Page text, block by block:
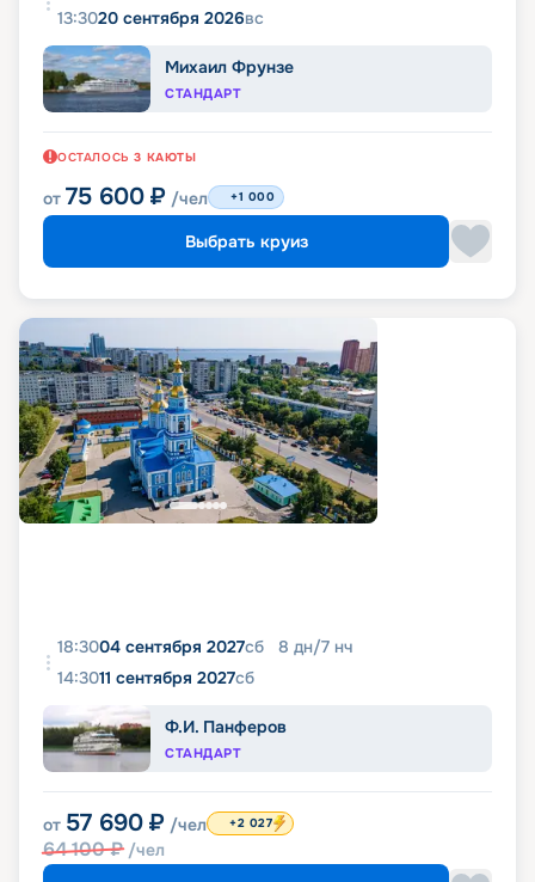
13:3020 сентября 2026вс
Михаил Фрунзе
СТАНДАРТ
ОСТАЛОСЬ 3 КАЮТЫ
от 75 600 ₽ /чел +1 000
Выбрать круиз
18:3004 сентября 2027сб 8 дн/7 нч
14:3011 сентября 2027сб
Ф.И. Панферов
СТАНДАРТ
от 57 690 ₽ /чел
64 100₽ /чел
+2 027